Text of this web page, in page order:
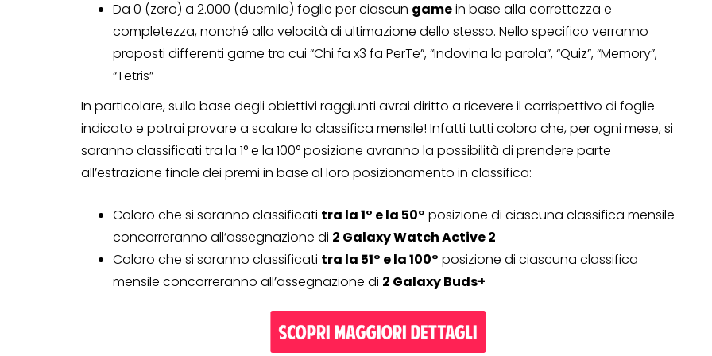
Da 0 (zero) a 2.000 (duemila) foglie per ciascun gamein base alla correttezza e
completezza, nonché alla velocità di ultimazione dello stesso. Nello specifico verranno
proposti differenti game tra cui “Chi fa x3 fa PerTe”, “Indovina la parola”, “Quiz”, “Memory”,
“Tetris”
In particolare, sulla base degli obiettivi raggiunti avrai diritto a ricevere il corrispettivo di foglie
indicato e potrai provare a scalare la classifica mensile! Infatti tutti coloro che, per ogni mese, si
saranno classificati tra la 1° e la 100° posizione avranno la possibilità di prendere parte
all’estrazione finale dei premi in base al loro posizionamento in classifica:
Coloro che si saranno classificati tra la 1° e la 50° posizione di ciascuna classifica mensile
concorreranno all’assegnazione di 2 Galaxy Watch Active 2
Coloro che si saranno classificati tra la 51° e la 100° posizione di ciascuna classifica
mensile concorreranno all’assegnazione di 2 Galaxy Buds+
Genertel e
Genertellife ti
in buoni!
13 Gennaio 2022
Operazione a premio
2022”
13 Gennaio 2022